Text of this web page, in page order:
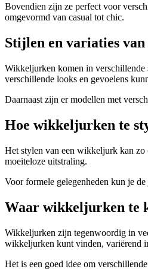
Bovendien zijn ze perfect voor
omgevormd van casual tot chic.
Stijlen en variaties
Wikkeljurken komen in verschillende
verschillende looks en gevoelens
Daarnaast zijn er modellen met
Hoe wikkeljurken te
Het stylen van een wikkeljurk kan zo
moeiteloze uitstraling.
Voor formele gelegenheden kun je
Waar wikkeljurken te
Wikkeljurken zijn tegenwoordig in
wikkeljurken kunt vinden, variërend
Het is een goed idee om